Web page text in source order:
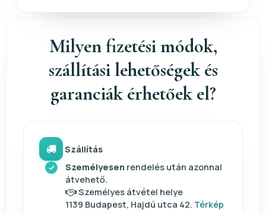
Milyen fizetési módok,
szállítási lehetőségek és
garanciák érhetőek el?
Szállítás
Személyesen rendelés után azonnal
átvehető.
Személyes átvétel helye
1139 Budapest, Hajdú utca 42. Térkép